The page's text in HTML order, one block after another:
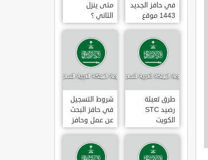
في حافز الجديد
1443 موقع
طاقات البوابة
الوطنية للعمل
متى ينزل
الثاني ؟
طرق تعبئة
رصيد STC
الكويت
بالخطوات 2022
شروط التسجيل
في حافز البحث
عن عمل وحافز
صعوبة البحث
عن عمل ؟